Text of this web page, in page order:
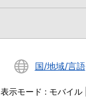
国/地域/言語
表示モード : モバイル